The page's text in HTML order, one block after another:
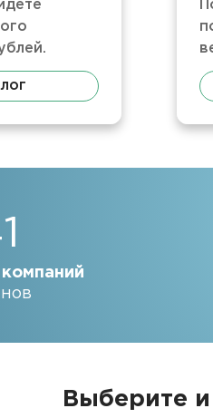
компаний
Выберите